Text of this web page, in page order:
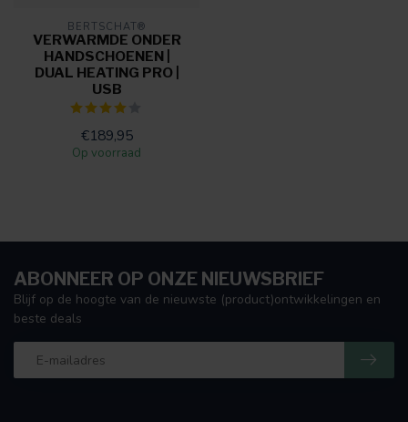
BERTSCHAT®
VERWARMDE ONDER
HANDSCHOENEN |
DUAL HEATING PRO |
USB
€189,95
Op voorraad
ABONNEER OP ONZE NIEUWSBRIEF
Blijf op de hoogte van de nieuwste (product)ontwikkelingen en
beste deals